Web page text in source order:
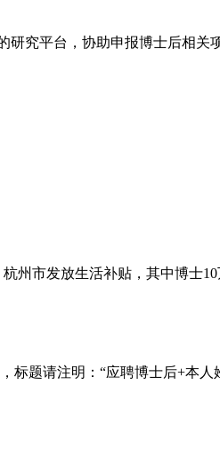
究平台，协助申报博士后相关
州市发放生活补贴，其中博士10
，标题请注明：“应聘博士后+